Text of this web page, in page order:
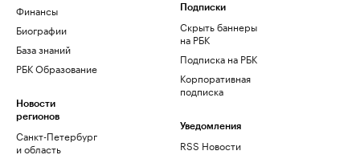
Финансы
Биографии
База знаний
РБК Образование
Новости
регионов
Санкт-Петербург
и область
Подписки
Скрыть баннеры
на РБК
Подписка на РБК
Корпоративная
подписка
Уведомления
RSS Новости